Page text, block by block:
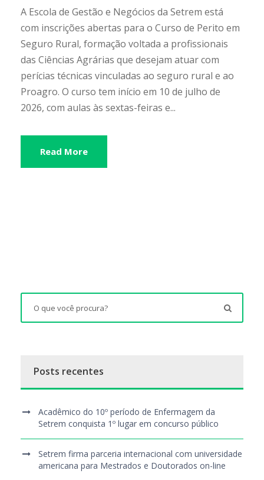
A Escola de Gestão e Negócios da Setrem está
com inscrições abertas para o Curso de Perito em
Seguro Rural, formação voltada a profissionais
das Ciências Agrárias que desejam atuar com
perícias técnicas vinculadas ao seguro rural e ao
Proagro. O curso tem início em 10 de julho de
2026, com aulas às sextas-feiras e...
Read More
Posts recentes
Acadêmico do 10º período de Enfermagem da
Setrem conquista 1º lugar em concurso público
Setrem firma parceria internacional com universidade
americana para Mestrados e Doutorados on-line